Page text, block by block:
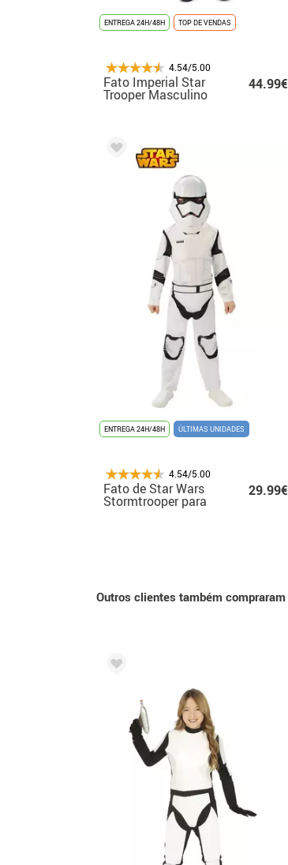
ENTREGA 24H/48H TOP DE VENDAS
4.54/5.00
Fato Imperial Star
Trooper Masculino
44.99€
ENTREGA 24H/48H ÚLTIMAS UNIDADES
4.54/5.00
Fato de Star Wars
Stormtrooper para
29.99€
Outros clientes também compraram